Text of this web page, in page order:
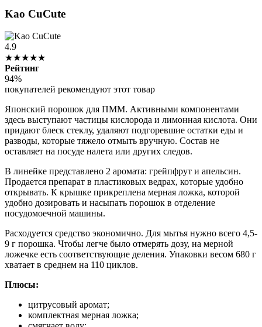
Kao CuCute
4.9
★★★★★
Рейтинг
94%
покупателей рекомендуют этот товар
Японский порошок для ПММ. Активными компонентами
здесь выступают частицы кислорода и лимонная кислота. Они
придают блеск стеклу, удаляют подгоревшие остатки еды и
разводы, которые тяжело отмыть вручную. Состав не
оставляет на посуде налета или других следов.
В линейке представлено 2 аромата: грейпфрут и апельсин.
Продается препарат в пластиковых ведрах, которые удобно
открывать. К крышке прикреплена мерная ложка, которой
удобно дозировать и насыпать порошок в отделение
посудомоечной машины.
Расходуется средство экономично. Для мытья нужно всего 4,5-
9 г порошка. Чтобы легче было отмерять дозу, на мерной
ложечке есть соответствующие деления. Упаковки весом 680 г
хватает в среднем на 110 циклов.
Плюсы:
цитрусовый аромат;
комплектная мерная ложка;